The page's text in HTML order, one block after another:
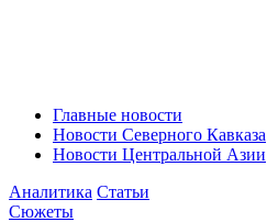
Главные новости
Новости Северного Кавказа
Новости Центральной Азии
Аналитика Статьи
Сюжеты